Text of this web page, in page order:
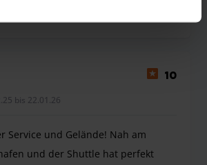
10
bis 22.01.26
Service und Gelände! Nah am
und der Shuttle hat perfekt